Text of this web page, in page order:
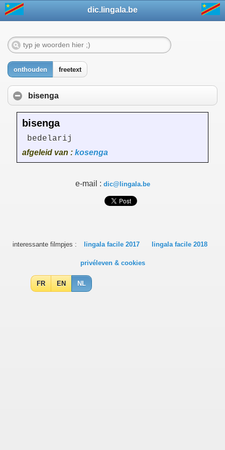
dic.lingala.be
onthouden freetext
bisenga
bisenga
bedelarij
afgeleid van : kosenga
e-mail : dic@lingala.be
interessante filmpjes : lingala facile 2017 lingala facile 2018
privéleven & cookies
FR EN NL